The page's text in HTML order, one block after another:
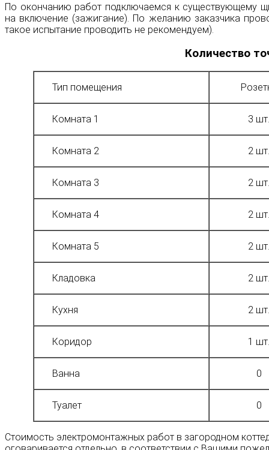
По окончанию работ подключаемся к существующему
на включение (зажигание). По желанию заказчика
такое испытание проводить не рекомендуем).
Количество
Тип помещения
Комната 1 3 шт.
Комната 2 2 шт.
Комната 3 2 шт.
Комната 4 2 шт.
Комната 5 2 шт.
Кладовка 2 шт.
Кухня 2 шт.
Коридор 1 шт.
Ванна 0
Туалет 0
Стоимость электромонтажных работ в загородном